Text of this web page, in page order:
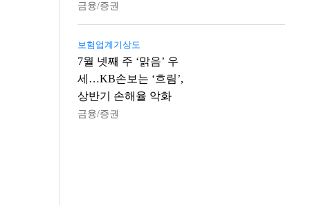
금융/증권
보험업계기상도
7월 넷째 주 ‘맑음’ 우
세…KB손보는 ‘흐림’,
상반기 손해율 악화
금융/증권